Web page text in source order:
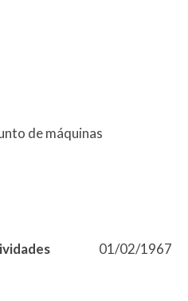
de máquinas
01/02/1967